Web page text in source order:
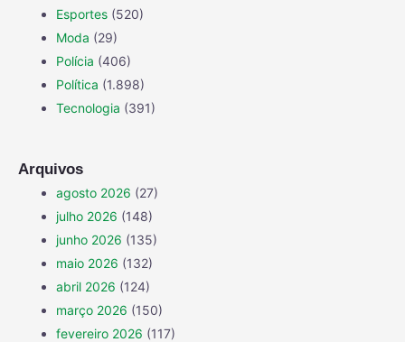
Esportes (520)
Moda (29)
Polícia (406)
Política (1.898)
Tecnologia (391)
Arquivos
agosto 2026 (27)
julho 2026 (148)
junho 2026 (135)
maio 2026 (132)
abril 2026 (124)
março 2026 (150)
fevereiro 2026 (117)